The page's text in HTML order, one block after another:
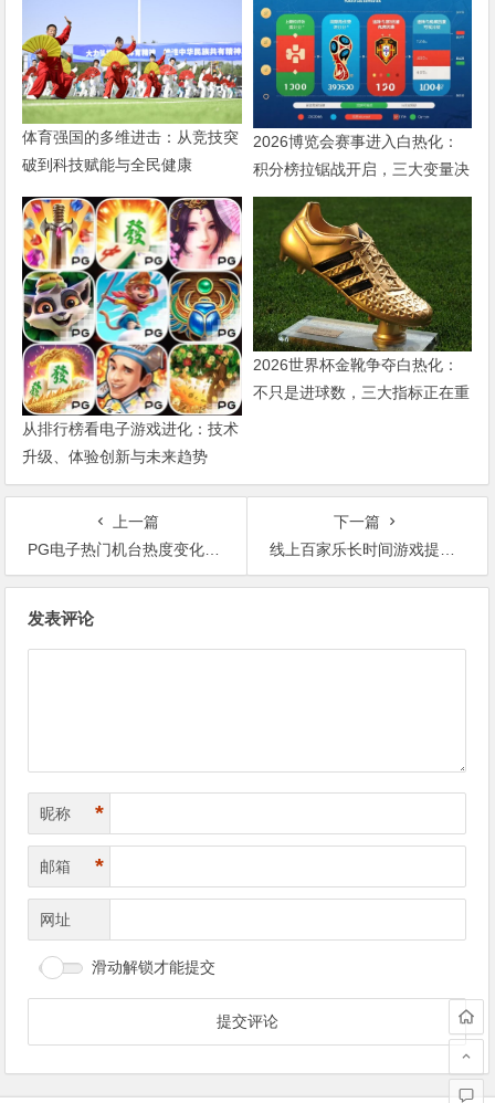
体育强国的多维进击：从竞技突
破到科技赋能与全民健康
2026博览会赛事进入白热化：
积分榜拉锯战开启，三大变量决
定出线命运
从排行榜看电子游戏进化：技术
升级、体验创新与未来趋势
2026世界杯金靴争夺白热化：
不只是进球数，三大指标正在重
上一篇
PG电子热门机台热度变化解析：从玩家集中到趋势回落的完整逻辑（2026）
下一篇
线上百家乐长时间游戏提醒机制上线：行业从“沉浸体验”走向“理性引导”
发表评论
昵称 *
邮箱 *
网址
滑动解锁才能提交